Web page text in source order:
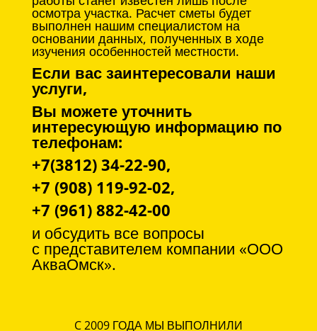
осмотра участка. Расчет сметы будет
выполнен нашим специалистом на
основании данных, полученных в ходе
изучения особенностей местности.
Если вас заинтересовали наши
услуги,
Вы можете уточнить
интересующую информацию по
телефонам:
+7(3812) 34-22-90,
+7 (908) 119-92-02,
+7 (961) 882-42-00
и обсудить все вопросы
с представителем компании «ООО
АкваОмск».
C 2009 ГОДА МЫ ВЫПОЛНИЛИ